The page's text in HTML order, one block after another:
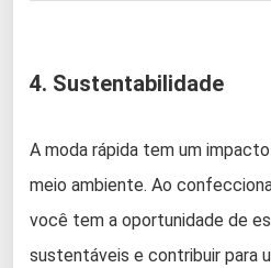
4. Sustentabilidade
A moda rápida tem um
meio ambiente. Ao
você tem a oportunidade de
sustentáveis e contribuir para